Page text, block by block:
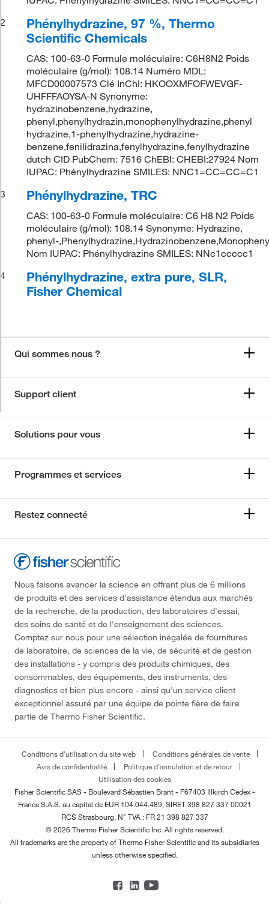
2
Phénylhydrazine, 97 %, Thermo
Scientific Chemicals
CAS: 100-63-0 Formule moléculaire: C6H8N2 Poids
moléculaire (g/mol): 108.14 Numéro MDL:
MFCD00007573 Clé InChI: HKOOXMFOFWEVGF-
UHFFFAOYSA-N Synonyme:
hydrazinobenzene,hydrazine,
phenyl,phenylhydrazin,monophenylhydrazine,phenyl
hydrazine,1-phenylhydrazine,hydrazine-
benzene,fenilidrazina,fenylhydrazine,fenylhydrazine
dutch CID PubChem: 7516 ChEBI: CHEBI:27924 Nom
IUPAC: Phénylhydrazine SMILES: NNC1=CC=CC=C1
3
Phénylhydrazine, TRC
CAS: 100-63-0 Formule moléculaire: C6 H8 N2 Poids
moléculaire (g/mol): 108.14 Synonyme: Hydrazine,
phenyl-
Nom IUPAC: Phénylhydrazine SMILES: NNc1ccccc1
4
Phénylhydrazine, extra pure, SLR,
Fisher Chemical
Qui sommes nous ?
Support client
Solutions pour vous
Programmes et services
Restez connecté
Nous faisons avancer la science en offrant plus de 6 millions
de produits et des services d'assistance étendus aux marchés
de la recherche, de la production, des laboratoires d'essai,
des soins de santé et de l'enseignement des sciences.
Comptez sur nous pour une sélection inégalée de fournitures
de laboratoire, de sciences de la vie, de sécurité et de gestion
des installations - y compris des produits chimiques, des
consommables, des équipements, des instruments, des
diagnostics et bien plus encore - ainsi qu'un service client
exceptionnel assuré par une équipe de pointe fière de faire
partie de Thermo Fisher Scientific.
Conditions d'utilisation du site web
Conditions générales de vente
Avis de confidentialité
Politique d'annulation et de retour
Utilisation des cookies
Fisher Scientific SAS - Boulevard Sébastien Brant - F67403 Illkirch Cedex -
FranceS.A.S. au capital de EUR 104.044.489, SIRET 398 827 337 00021
RCS Strasbourg, N° TVA : FR 21 398 827 337
© 2026 Thermo Fisher Scientific Inc. All rights reserved.
All trademarks are the property of Thermo Fisher Scientific and its subsidiaries
unless otherwise specified.